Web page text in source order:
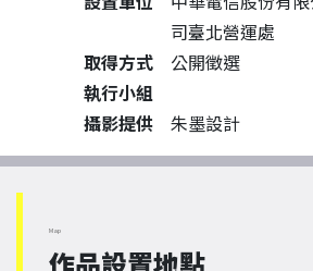
司臺北營運處
取得方式
公開徵選
執行小組
攝影提供
朱墨設計
Map
作品設置地點